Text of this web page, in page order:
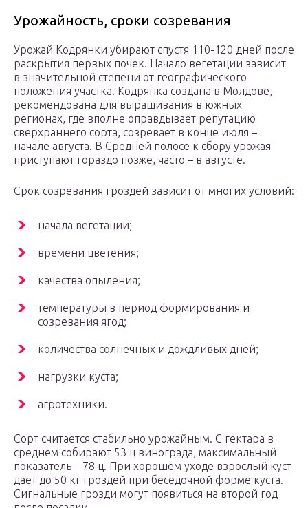
Урожайность, сроки созревания
Урожай Кодрянки убирают спустя 110-120 дней после
раскрытия первых почек. Начало вегетации зависит
в значительной степени от географического
положения участка. Кодрянка создана в Молдове,
рекомендована для выращивания в южных
регионах, где вполне оправдывает репутацию
сверхраннего сорта, созревает в конце июля –
начале августа. В Средней полосе к сбору урожая
приступают гораздо позже, часто – в августе.
Срок созревания гроздей зависит от многих условий:
начала вегетации;
времени цветения;
качества опыления;
температуры в период формирования и
созревания ягод;
количества солнечных и дождливых дней;
нагрузки куста;
агротехники.
Сорт считается стабильно урожайным. С гектара в
среднем собирают 53 ц винограда, максимальный
показатель – 78 ц. При хорошем уходе взрослый куст
дает до 50 кг гроздей при беседочной форме куста.
Сигнальные грозди могут появиться на второй год